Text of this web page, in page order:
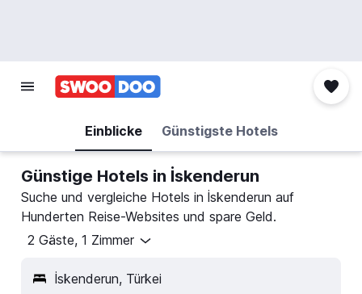
Einblicke Günstigste Hotels
Günstige Hotels in İskenderun
Suche und vergleiche Hotels in İskenderun auf
Hunderten Reise-Websites und spare Geld.
2 Gäste, 1 Zimmer
İskenderun, Türkei